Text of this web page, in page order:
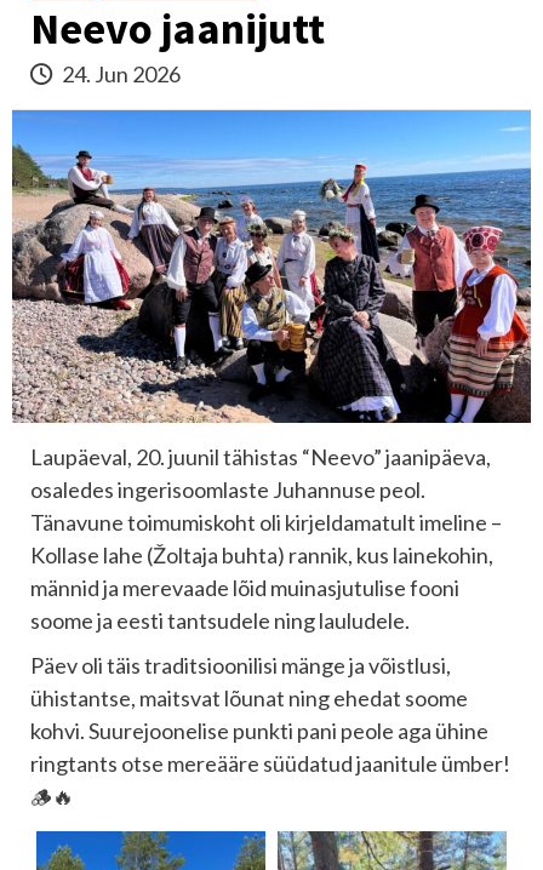
Neevo jaanijutt
24. Jun 2026
Laupäeval, 20. juunil tähistas “Neevo” jaanipäeva,
osaledes ingerisoomlaste Juhannuse peol.
Tänavune toimumiskoht oli kirjeldamatult imeline –
Kollase lahe (Žoltaja buhta) rannik, kus lainekohin,
männid ja merevaade lõid muinasjutulise fooni
soome ja eesti tantsudele ning lauludele.
Päev oli täis traditsioonilisi mänge ja võistlusi,
ühistantse, maitsvat lõunat ning ehedat soome
kohvi. Suurejoonelise punkti pani peole aga ühine
ringtants otse mereääre süüdatud jaanitule ümber!
🪵🔥